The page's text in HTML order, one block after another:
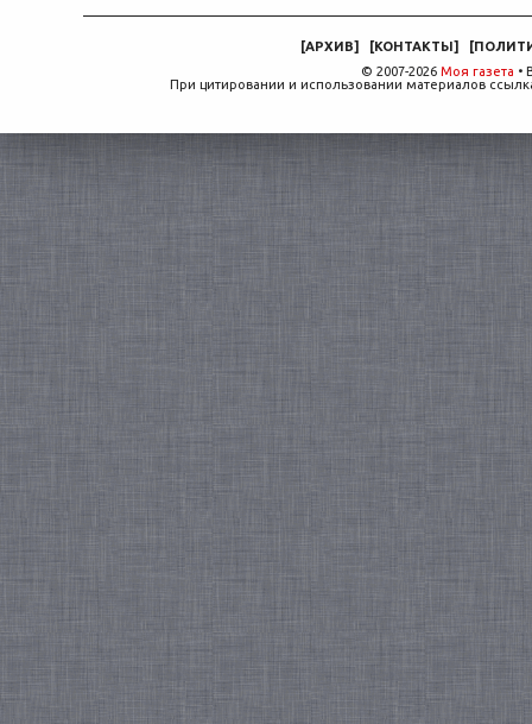
[АРХИВ] [КОНТАКТЫ] [
© 2007-2026 Моя газета •
При цитировании и использовании материалов